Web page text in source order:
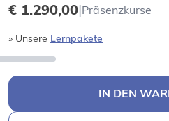
€ 1.290,00|Präsenzkurse
» Unsere Lernpakete
IN DEN